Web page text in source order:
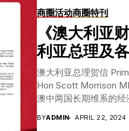
洲的第三年，十多年来，作为
我经常说中国就像我的母亲，
的伴侣，也是我生命的归宿。
办这个论坛，是希望我们在座
通者。滴水成河，聚沙成塔。
是不容易的，在澳洲的，要赶
为中澳两国的航空事业做出巨
献自己的一份力量，无论是《
起，在《商圈》的平台上相识
宾，收获满满……” 2、陆克文
商圈活动商圈特刊
《澳大利
利亚总理及
澳大利亚总理贺信
Hon Scott Morrison
澳中两国长期维系的
源源不断的投资来源
BYADMIN APRIL 22, 2024